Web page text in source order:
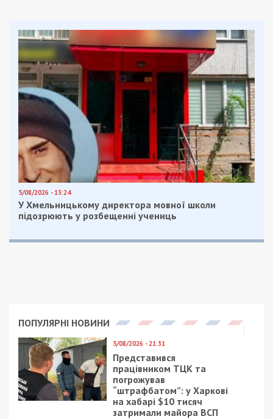
5/08/2026 - 13:24
У Хмельницькому директора мовної школи
підозрюють у розбещенні учениць
ПОПУЛЯРНІ НОВИНИ
5/08/2026 - 21:31
Представився
працівником ТЦК та
погрожував
“штрафбатом”: у Харкові
на хабарі $10 тисяч
затримали майора ВСП